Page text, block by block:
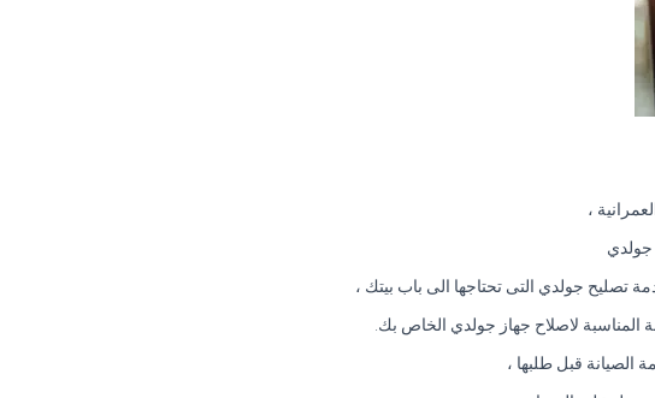
،
جولدي
جولدي التى تحتاجها الى باب بيتك ،
لاصلاح جهاز جولدي الخاص بك.
الصيانة قبل طلبها ،